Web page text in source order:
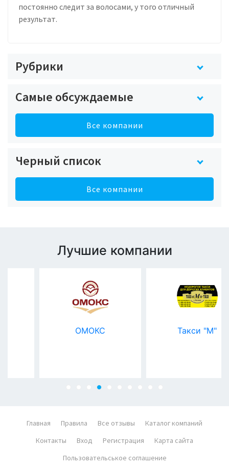
постоянно следит за волосами, у того отличный
результат.
Рубрики
Самые обсуждаемые
Все компании
Черный список
Все компании
Лучшие компании
ОМОКС Такси "М"
Главная Правила Все отзывы
Каталог компаний
Контакты
Вход Регистрация
Карта сайта
Пользовательськое соглашение